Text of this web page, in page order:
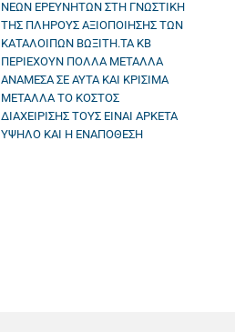
ΝΕΩΝ ΕΡΕΥΝΗΤΩΝ ΣΤΗ ΓΝΩΣΤΙΚΗ
ΤΗΣ ΠΛΗΡΟΥΣ ΑΞΙΟΠΟΙΗΣΗΣ ΤΩΝ
ΚΑΤΑΛΟΙΠΩΝ ΒΩΞΙΤΗ.ΤΑ ΚΒ
ΠΕΡΙΕΧΟΥΝ ΠΟΛΛΑ ΜΕΤΑΛΛΑ
ΑΝΑΜΕΣΑ ΣΕ ΑΥΤΑ ΚΑΙ ΚΡΙΣΙΜΑ
ΜΕΤΑΛΛΑ ΤΟ ΚΟΣΤΟΣ
ΔΙΑΧΕΙΡΙΣΗΣ ΤΟΥΣ ΕΙΝΑΙ ΑΡΚΕΤΑ
ΥΨΗΛΟ ΚΑΙ Η ΕΝΑΠΟΘΕΣΗ